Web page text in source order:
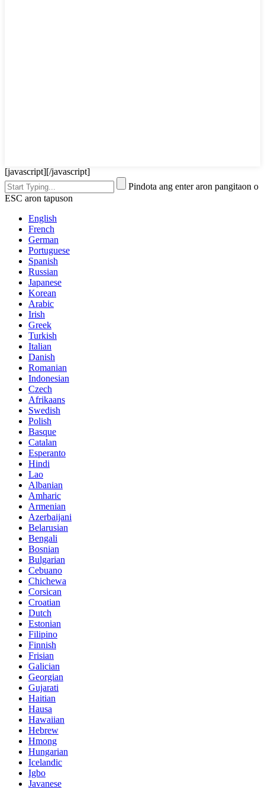
[javascript][/javascript]
Pindota ang enter aron pangitaon o
ESC aron tapuson
English
French
German
Portuguese
Spanish
Russian
Japanese
Korean
Arabic
Irish
Greek
Turkish
Italian
Danish
Romanian
Indonesian
Czech
Afrikaans
Swedish
Polish
Basque
Catalan
Esperanto
Hindi
Lao
Albanian
Amharic
Armenian
Azerbaijani
Belarusian
Bengali
Bosnian
Bulgarian
Cebuano
Chichewa
Corsican
Croatian
Dutch
Estonian
Filipino
Finnish
Frisian
Galician
Georgian
Gujarati
Haitian
Hausa
Hawaiian
Hebrew
Hmong
Hungarian
Icelandic
Igbo
Javanese